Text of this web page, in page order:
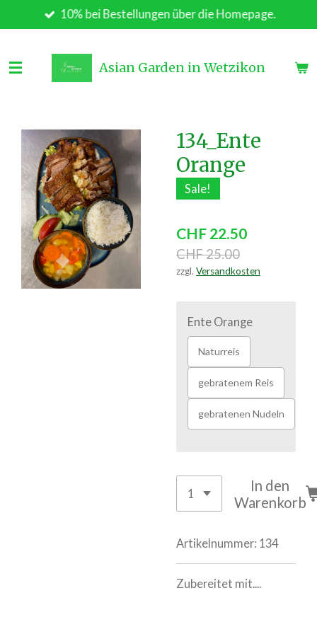
Hauptinhalt
10% bei Bestellungen über die Homepage.
Asian Garden in Wetzikon
134_Ente
Orange
Sale!
CHF 22.50
CHF 25.00
zzgl. Versandkosten
Ente Orange
Naturreis
gebratenem Reis
gebratenen Nudeln
In den
Warenkorb
Artikelnummer: 134
Zubereitet mit....